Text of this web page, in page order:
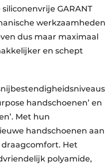
GARANT
werkzaamheden
dus maar maximaal
en schept
handschoenen’ en
Met hun
handschoenen aan
Het
polyamide,